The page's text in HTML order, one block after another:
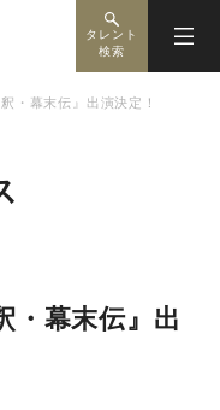
タレント
検索
・幕末伝』出演決定！
幕末伝』出